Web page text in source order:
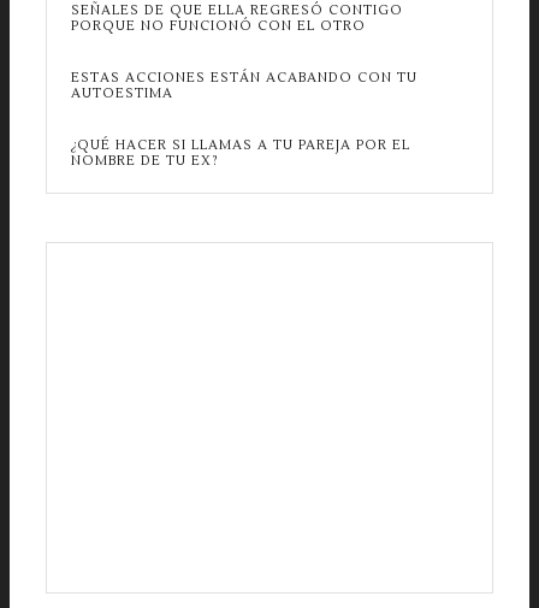
SEÑALES DE QUE ELLA REGRESÓ CONTIGO
PORQUE NO FUNCIONÓ CON EL OTRO
ESTAS ACCIONES ESTÁN ACABANDO CON TU
AUTOESTIMA
¿QUÉ HACER SI LLAMAS A TU PAREJA POR EL
NOMBRE DE TU EX?